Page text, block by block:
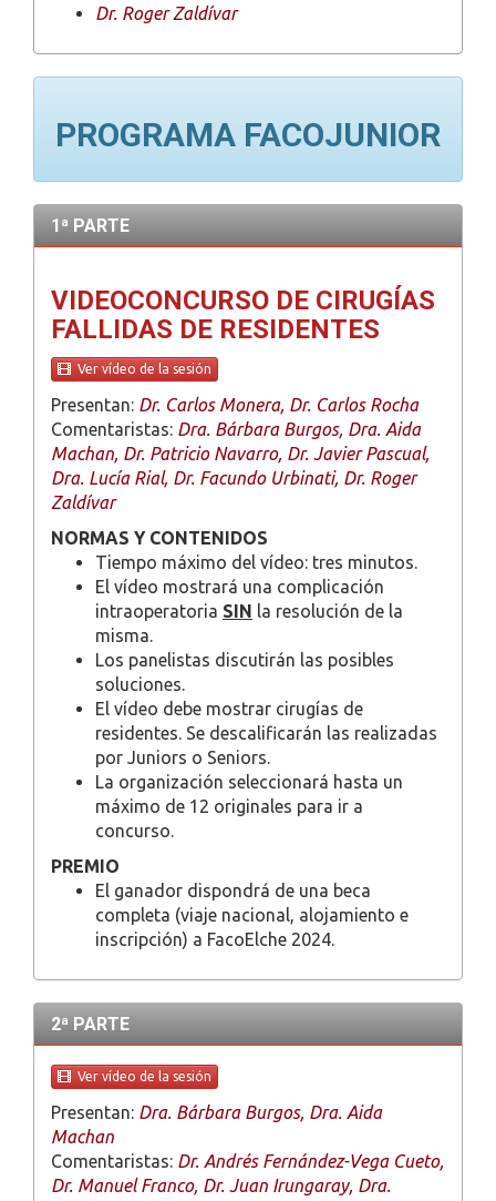
Dr. Roger Zaldívar
PROGRAMA FACOJUNIOR
1ª PARTE
VIDEOCONCURSO DE CIRUGÍAS
FALLIDAS DE RESIDENTES
Ver vídeo de la sesión
Presentan: Dr. Carlos Monera, Dr. Carlos Rocha
Comentaristas: Dra. Bárbara Burgos, Dra. Aida
Machan, Dr. Patricio Navarro, Dr. Javier Pascual,
Dra. Lucía Rial, Dr. Facundo Urbinati, Dr. Roger
Zaldívar
NORMAS Y CONTENIDOS
Tiempo máximo del vídeo: tres minutos.
El vídeo mostrará una complicación
intraoperatoria SIN la resolución de la
misma.
Los panelistas discutirán las posibles
soluciones.
El vídeo debe mostrar cirugías de
residentes. Se descalificarán las realizadas
por Juniors o Seniors.
La organización seleccionará hasta un
máximo de 12 originales para ir a
concurso.
PREMIO
El ganador dispondrá de una beca
completa (viaje nacional, alojamiento e
inscripción) a FacoElche 2024.
2ª PARTE
Ver vídeo de la sesión
Presentan: Dra. Bárbara Burgos, Dra. Aida
Machan
Comentaristas: Dr. Andrés Fernández-Vega Cueto,
Dr. Manuel Franco, Dr. Juan Irungaray, Dra.